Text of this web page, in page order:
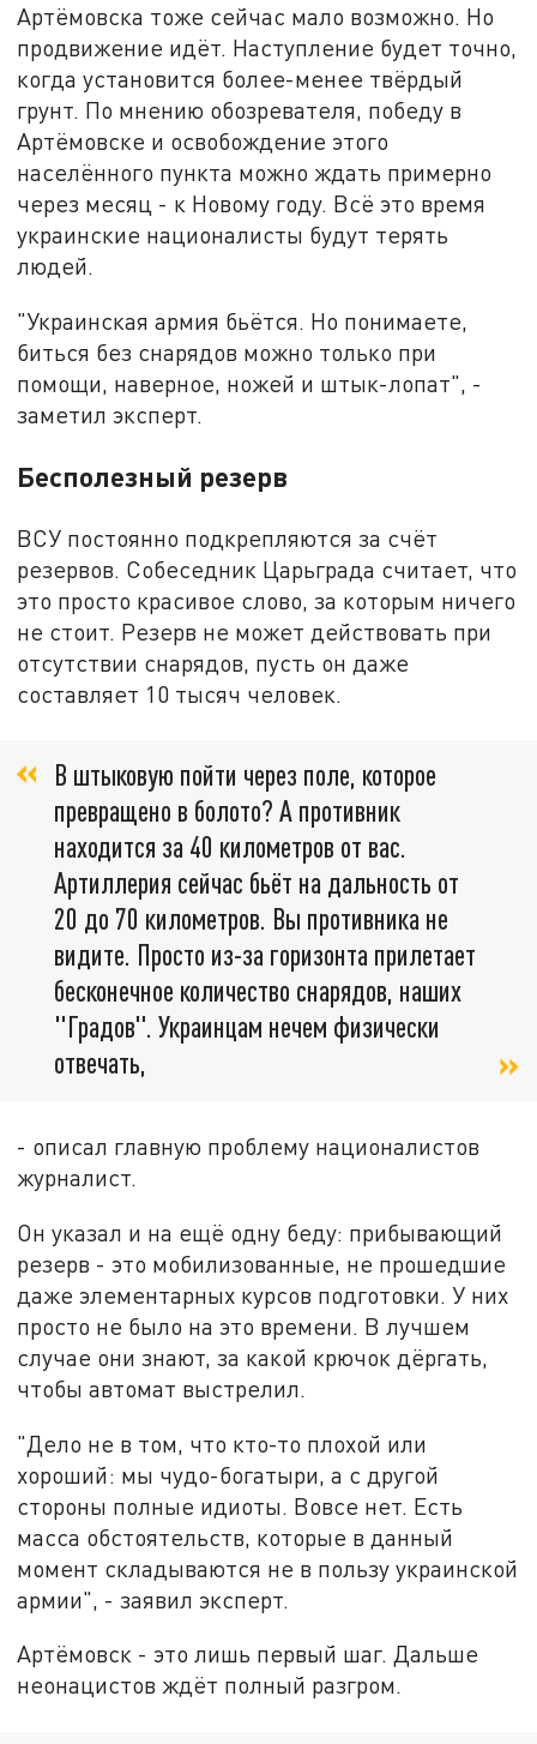
Артёмовска тоже сейчас мало возможно. Но
продвижение идёт. Наступление будет точно,
когда установится более-менее твёрдый
грунт. По мнению обозревателя, победу в
Артёмовске и освобождение этого
населённого пункта можно ждать примерно
через месяц - к Новому году. Всё это время
украинские националисты будут терять
людей.
"Украинская армия бьётся. Но понимаете,
биться без снарядов можно только при
помощи, наверное, ножей и штык-лопат", -
заметил эксперт.
Бесполезный резерв
ВСУ постоянно подкрепляются за счёт
резервов. Собеседник Царьграда считает, что
это просто красивое слово, за которым ничего
не стоит. Резерв не может действовать при
отсутствии снарядов, пусть он даже
составляет 10 тысяч человек.
В штыковую пойти через поле, которое
превращено в болото? А противник
находится за 40 километров от вас.
Артиллерия сейчас бьёт на дальность от
20 до 70 километров. Вы противника не
видите. Просто из-за горизонта прилетает
бесконечное количество снарядов, наших
"Градов". Украинцам нечем физически
отвечать,
- описал главную проблему националистов
журналист.
Он указал и на ещё одну беду: прибывающий
резерв - это мобилизованные, не прошедшие
даже элементарных курсов подготовки. У них
просто не было на это времени. В лучшем
случае они знают, за какой крючок дёргать,
чтобы автомат выстрелил.
"Дело не в том, что кто-то плохой или
хороший: мы чудо-богатыри, а с другой
стороны полные идиоты. Вовсе нет. Есть
масса обстоятельств, которые в данный
момент складываются не в пользу украинской
армии", - заявил эксперт.
Артёмовск - это лишь первый шаг. Дальше
неонацистов ждёт полный разгром.